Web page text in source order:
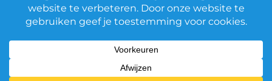
Reviewmanagers by Matixs.com BV